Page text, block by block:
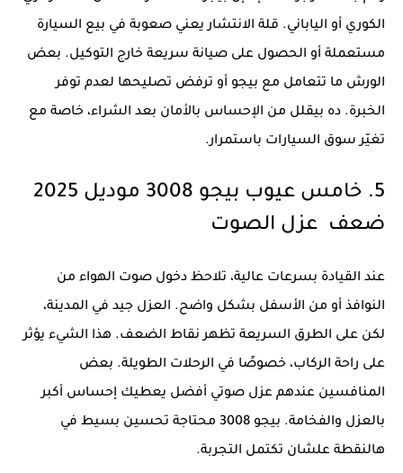
الكوري أو الياباني. قلة الانتشار يعني صعوبة في بيع السيارة
مستعملة أو الحصول على صيانة سريعة خارج التوكيل. بعض
الورش ما تتعامل مع بيجو أو ترفض تصليحها لعدم توفر
الخبرة. ده بيقلل من الإحساس بالأمان بعد الشراء، خاصة مع
تغيّر سوق السيارات باستمرار.
5. خامس عيوب بيجو 3008 موديل 2025
ضعف عزل الصوت
عند القيادة بسرعات عالية، تلاحظ دخول صوت الهواء من
النوافذ أو من الأسفل بشكل واضح. العزل جيد في المدينة،
لكن على الطرق السريعة تظهر نقاط الضعف. هذا الشيء يؤثر
على راحة الركاب، خصوصًا في الرحلات الطويلة. بعض
المنافسين عندهم عزل صوتي أفضل يعطيك إحساس أكبر
بالعزل والفخامة. بيجو 3008 محتاجة تحسين بسيط في
هالنقطة علشان تكتمل التجربة.